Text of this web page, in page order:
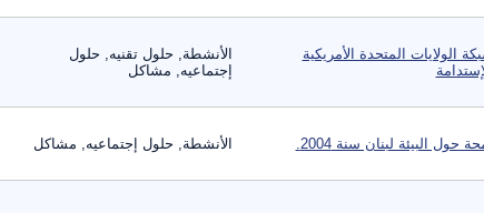
الولايات المتحدة الأمريكية
الأنشطة, حلول تقنيه, حلول
إجتماعيه, مشاكل
حول البيئة لبنان سنة 2004. الأنشطة, حلول إجتماعيه, مشاكل